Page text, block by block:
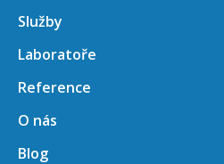
Služby
Laboratoře
Reference
O nás
Blog